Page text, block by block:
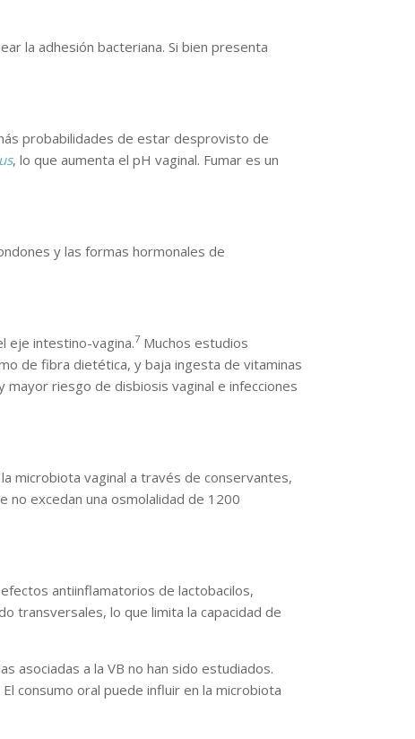
la adhesión bacteriana. Si bien presenta
probabilidades de estar desprovisto de
, lo que aumenta el pH vaginal. Fumar es un
y las formas hormonales de
eje intestino-vagina.7 Muchos estudios
de fibra dietética, y baja ingesta de vitaminas
riesgo de disbiosis vaginal e infecciones
microbiota vaginal a través de conservantes,
no excedan una osmolalidad de 1200
antiinflamatorios de lactobacilos,
transversales, lo que limita la capacidad de
asociadas a la VB no han sido estudiados.
consumo oral puede influir en la microbiota